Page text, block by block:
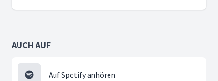
AUCH AUF
Auf Spotify anhören